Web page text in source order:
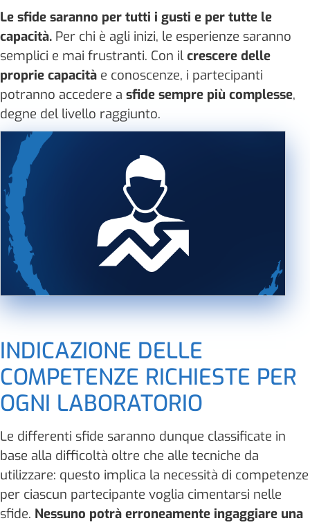
Le sfide saranno per tutti i gusti e per tutte le
capacità. Per chi è agli inizi, le esperienze saranno
semplici e mai frustranti. Con ilcrescere delle
proprie capacità e conoscenze, i partecipanti
potranno accedere a sfide sempre più complesse,
degne del livello raggiunto.
INDICAZIONE DELLE
COMPETENZE RICHIESTE PER
OGNI LABORATORIO
Le differenti sfide saranno dunque classificate in
base alla difficoltà oltre che alle tecniche da
utilizzare: questo implica la necessità di competenze
per ciascun partecipante voglia cimentarsi nelle
sfide. Nessuno potrà erroneamente ingaggiare una